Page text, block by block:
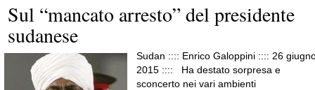
Sul “mancato arresto” del presidente
sudanese
Sudan :::: Enrico Galoppini :::: 26
2015 :::: Ha destato sorpresa e
sconcerto nei vari ambienti